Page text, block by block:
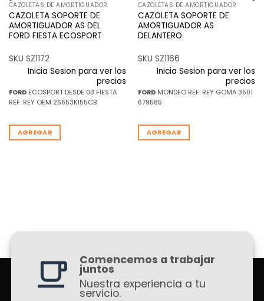
CAZOLETAS DE AMORTIGUADOR
CAZOLETA SOPORTE DE
AMORTIGUADOR AS DEL
FORD FIESTA ECOSPORT
SKU SZ1172
Inicia Sesion para ver los
precios
FORDECOSPORT DESDE 03 FIESTA
REF: REY OEM 2S653KI55CB
AGREGAR
CAZOLETAS DE AMORTIGUADOR
CAZOLETA SOPORTE DE
AMORTIGUADOR AS
DELANTERO
SKU SZ1166
Inicia Sesion para ver los
precios
FORDMONDEO REF: REY GOMA 3501
679585
AGREGAR
Comencemos a trabajar
juntos
Nuestra experiencia a tu
servicio.